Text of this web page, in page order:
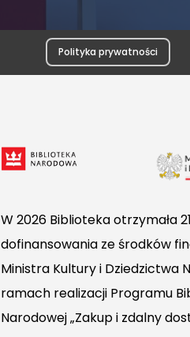
Polityka prywatności
W 2026 Biblioteka otrzymała
dofinansowania ze środków
Ministra Kultury i Dziedzictwa
ramach realizacji Programu
Narodowej „Zakup i zdalny